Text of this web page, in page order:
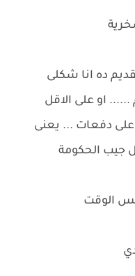
ده انا شكلى
او على الاقل
على دفعات ... يعنى
جيب الحكومة
الوقت